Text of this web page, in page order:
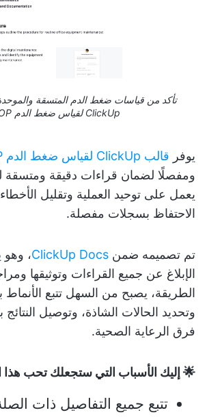
تأكد من قياسات ضغط الدم المتسقة
ClickUp لقياس ضغط الدم SOP
يوفر قالب ClickUp لقياس ضغط الدم SOP
ومفصلًا لضمان قراءات دقيقة ومتسقة
يعمل على توحيد العملية وتقليل
الاحتفاظ بسجلات مفصلة.
تم تصميمه ضمن ClickUp Docs،
الإبلاغ عن جميع القراءات وتوثيقها
الطريقة، يصبح من السهل تتبع الأنماط
وتحديد الحالات الشاذة، وتوصيل
فرق الرعاية الصحية.
🌟 إليك الأسباب التي ستجعلك تحب هذا
تتبع جميع التفاصيل ذات